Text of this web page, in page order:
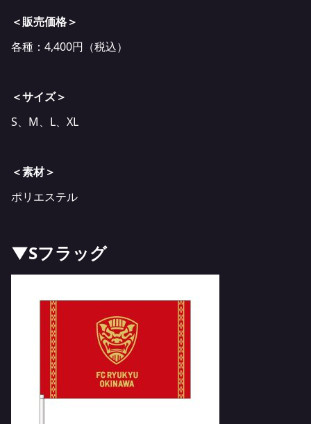
＜販売価格＞
各種：4,400円（税込）
＜サイズ＞
S、M、L、XL
＜素材＞
ポリエステル
▼Sフラッグ